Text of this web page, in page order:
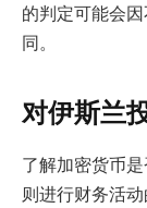
的判定可能会
同。
对伊斯兰
了解加密货币
则进行财务活